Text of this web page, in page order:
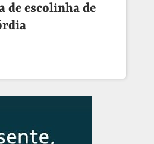
de escolinha de